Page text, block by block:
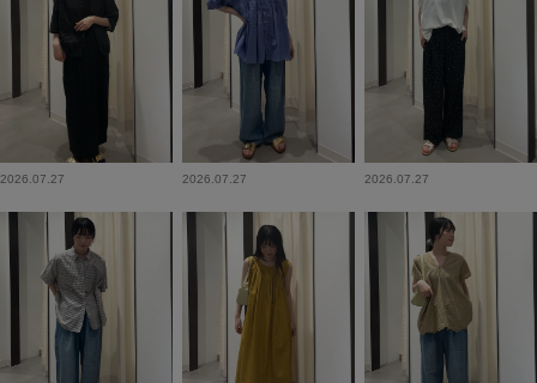
2026.07.27 2026.07.27 2026.07.27